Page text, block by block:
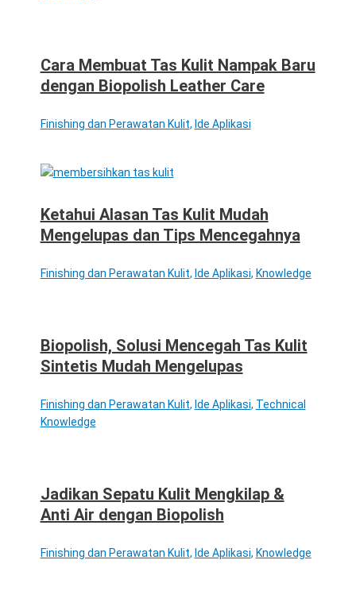
Cara Membuat Tas Kulit Nampak Baru
dengan Biopolish Leather Care
Finishing dan Perawatan Kulit, Ide Aplikasi
Ketahui Alasan Tas Kulit Mudah
Mengelupas dan Tips Mencegahnya
Finishing dan Perawatan Kulit, Ide Aplikasi, Knowledge
Biopolish, Solusi Mencegah Tas Kulit
Sintetis Mudah Mengelupas
Finishing dan Perawatan Kulit, Ide Aplikasi, Technical
Knowledge
Jadikan Sepatu Kulit Mengkilap &
Anti Air dengan Biopolish
Finishing dan Perawatan Kulit, Ide Aplikasi, Knowledge